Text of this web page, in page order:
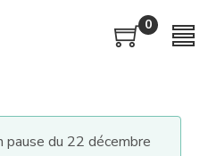
0
pause du 22 décembre